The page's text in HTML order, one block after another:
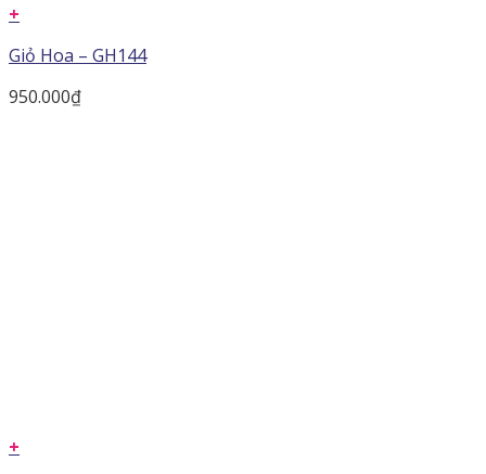
+
Giỏ Hoa – GH144
950.000₫
+